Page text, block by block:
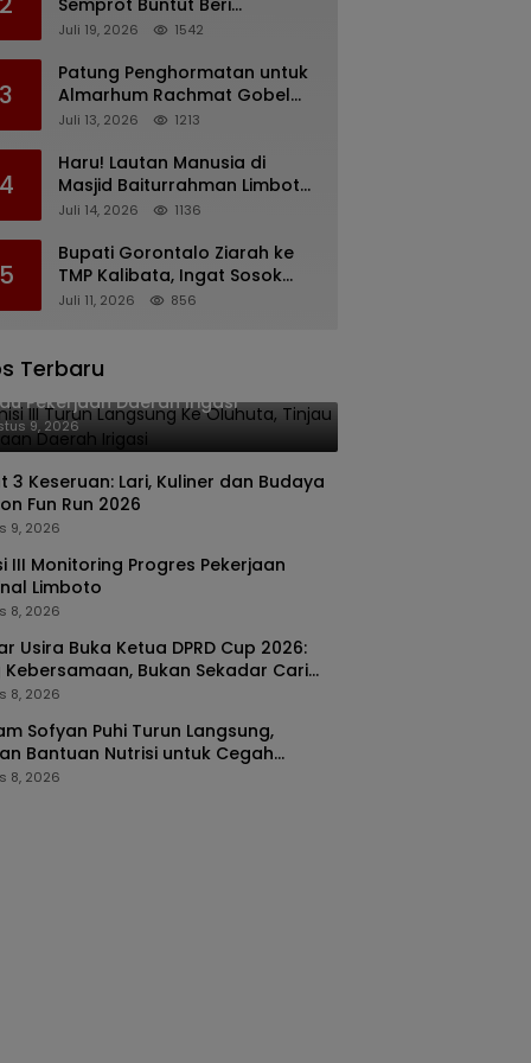
Semprot Buntut Beri
Pernyataan Soal Gaji CS
Nunggak
Juli 19, 2026 1542
3
Patung Penghormatan untuk
Almarhum Rachmat Gobel
Digagas, Ini Tiga Lokasi yang
Juli 13, 2026 1213
4
Haru! Lautan Manusia di
Masjid Baiturrahman Limboto,
Kirim Doa untuk Almarhum
Juli 14, 2026 1136
5
Bupati Gorontalo Ziarah ke
TMP Kalibata, Ingat Sosok
Rachmat Gobel
Juli 11, 2026 856
Terbaru
III Turun Langsung Ke Oluhuta,
Pekerjaan Daerah Irigasi
9, 2026
3 Keseruan: Lari, Kuliner dan Budaya
Fun Run 2026
9, 2026
III Monitoring Progres Pekerjaan
Limboto
8, 2026
Usira Buka Ketua DPRD Cup 2026:
Kebersamaan, Bukan Sekadar Cari
8, 2026
Sofyan Puhi Turun Langsung,
Bantuan Nutrisi untuk Cegah
di Tilango
8, 2026